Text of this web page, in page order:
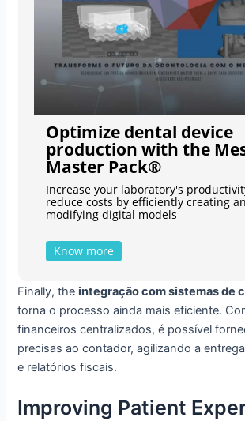
Optimize dental device
production with the
Master Pack®
Increase your laboratory's
reduce costs by efficiently creating
modifying digital models
Know more
Finally, theintegração com sistemas de
torna o processo ainda mais eficiente.
financeiros centralizados, é possível
precisas ao contador, agilizando a
e relatórios fiscais.
Improving Patient